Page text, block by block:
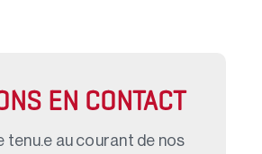
EN CONTACT
tenu.e au courant de nos